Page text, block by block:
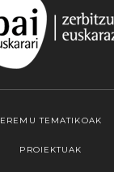
EREMU TEMATIKOAK
PROIEKTUAK